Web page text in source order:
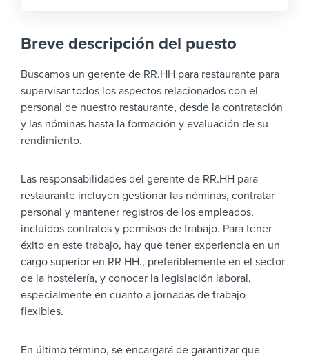
Breve descripción del puesto
Buscamos un gerente de RR.HH para restaurante para
supervisar todos los aspectos relacionados con el
personal de nuestro restaurante, desde la contratación
y las nóminas hasta la formación y evaluación de su
rendimiento.
Las responsabilidades del gerente de RR.HH para
restaurante incluyen gestionar las nóminas, contratar
personal y mantener registros de los empleados,
incluidos contratos y permisos de trabajo. Para tener
éxito en este trabajo, hay que tener experiencia en un
cargo superior en RR HH., preferiblemente en el sector
de la hostelería, y conocer la legislación laboral,
especialmente en cuanto a jornadas de trabajo
flexibles.
En último término, se encargará de garantizar que